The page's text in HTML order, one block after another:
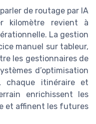
de routage par IA
kilomètre revient à
La gestion
manuel sur tableur,
les gestionnaires de
d’optimisation
chaque itinéraire et
enrichissent les
et affinent les futures